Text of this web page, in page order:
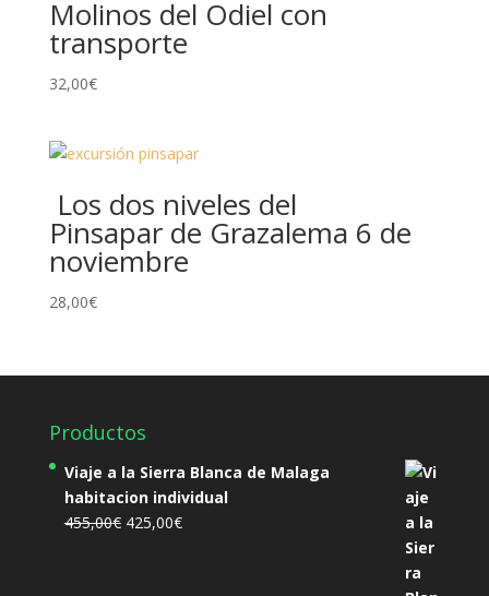
Molinos del Odiel con
transporte
32,00€
Los dos niveles del
Pinsapar de Grazalema 6 de
noviembre
28,00€
Productos
Viaje a la Sierra Blanca de Malaga
habitacion individual
455,00€ El
425,00€El